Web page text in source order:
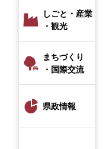
しごと・産業
・観光
まちづくり
・国際交流
県政情報